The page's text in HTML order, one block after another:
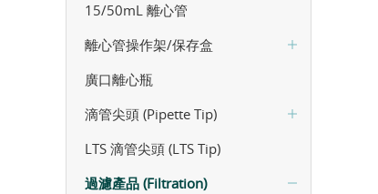
15/50mL 離心管
離心管操作架/保存盒
廣口離心瓶
滴管尖頭 (Pipette Tip)
LTS 滴管尖頭 (LTS Tip)
過濾產品 (Filtration)